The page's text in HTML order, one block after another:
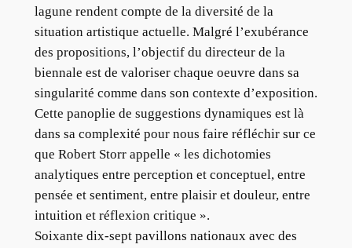
lagune rendent compte de la diversité de la
situation artistique actuelle. Malgré l’exubérance
des propositions, l’objectif du directeur de la
biennale est de valoriser chaque oeuvre dans sa
singularité comme dans son contexte d’exposition.
Cette panoplie de suggestions dynamiques est là
dans sa complexité pour nous faire réfléchir sur ce
que Robert Storr appelle « les dichotomies
analytiques entre perception et conceptuel, entre
pensée et sentiment, entre plaisir et douleur, entre
intuition et réflexion critique ».
Soixante dix-sept pavillons nationaux avec des